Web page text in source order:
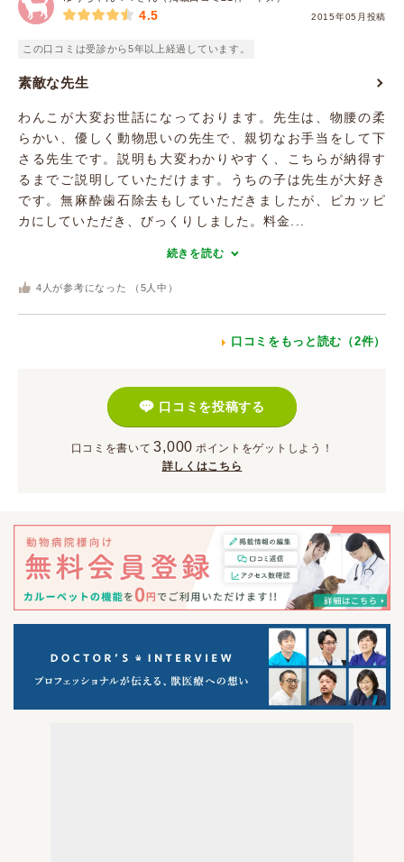
2015年05月投稿
4.5
この口コミは受診から5年以上経過しています。
素敵な先生
わんこが大変お世話になっております。先生は、物腰の柔
らかい、優しく動物思いの先生で、親切なお手当をして下
さる先生です。説明も大変わかりやすく、こちらが納得す
るまでご説明していただけます。うちの子は先生が大好き
です。無麻酔歯石除去もしていただきましたが、ピカッピ
カにしていただき、びっくりしました。料金...
続きを読む
4 人が参考になった （ 5 人中）
口コミをもっと読む（2件）
口コミを投稿する
口コミを書いて 3,000 ポイント をゲットしよう！
詳しくはこちら